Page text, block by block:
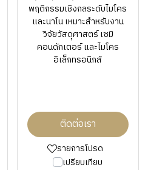
พฤติกรรมเชิงกลระดับไมโคร
และนาโน เหมาะสำหรับงาน
วิจัยวัสดุศาสตร์ เซมิ
คอนดักเตอร์ และไมโคร
อิเล็กทรอนิกส์
ติดต่อเรา
รายการโปรด
เปรียบเทียบ